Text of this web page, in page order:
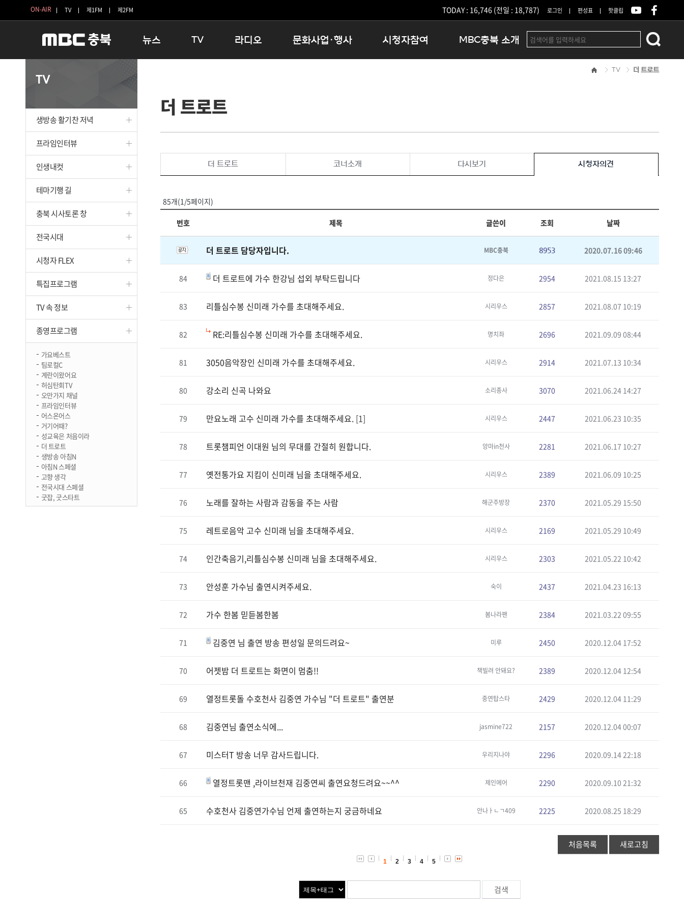
ON-AIR TV 제1FM 제2FM TODAY : 16,746 (전일 : 18,787) 로그인 편성표 핫클립
뉴스
보은
옥천
TV
인생내컷
테마기행 길
시청자 FLEX
특집프로그램
라디오
우리 고향, 부탁해!
문화사업·행사
충청북도 음식문화페스타
청원생명쌀 대청호마라톤
문화행사 아카이빙
시청자참여 MBC충북 소개
오시는길
결산공고
TV
생방송 활기찬 저녁
프라임인터뷰
인생내컷
테마기행 길
충북 시사토론 창
전국시대
시청자 FLEX
특집프로그램
TV 속 정보
종영프로그램
가요베스트
팀로컬C
계란이왔어요
허심탄회TV
오만가지 채널
프라임인터뷰
어스온어스
거기어때?
성교육은 처음이라
더 트로트
생방송 아침N
아침N 스페셜
고향 생각
전국시대 스페셜
굿잡, 굿스타트
TV 더 트로트
더 트로트
더 트로트 코너소개 다시보기 시청자의견
85개(1/5페이지)
번호 제목 글쓴이 조회 날짜
더 트로트 담당자입니다. MBC충북 8953 2020.07.16 09:46
84 더 트로트에 가수 한강님 섭외 부탁드립니다 정다은 2954 2021.08.15 13:27
83 리틀심수봉 신미래 가수를 초대해주세요. 시리우스 2857 2021.08.07 10:19
82 RE:리틀심수봉 신미래 가수를 초대해주세요. 명치좌 2696 2021.09.09 08:44
81 3050음악장인 신미래 가수를 초대해주세요. 시리우스 2914 2021.07.13 10:34
80 강소리 신곡 나와요 소리종사 3070 2021.06.24 14:27
79 만요노래 고수 신미래 가수를 초대해주세요. [1] 시리우스 2447 2021.06.23 10:35
78 트롯챔피언 이대원 님의 무대를 간절히 원합니다. 앙마in천사 2281 2021.06.17 10:27
77 옛전통가요 지킴이 신미래 님을 초대해주세요. 시리우스 2389 2021.06.09 10:25
76 노래를 잘하는 사람과 감동을 주는 사람 해군주방장 2370 2021.05.29 15:50
75 레트로음악 고수 신미래 님을 초대해주세요. 시리우스 2169 2021.05.29 10:49
74 인간축음기,리틀심수봉 신미래 님을 초대해주세요. 시리우스 2303 2021.05.22 10:42
73 안성훈 가수님 출연시켜주세요. 숙이 2437 2021.04.23 16:13
72 가수 한봄 믿듣봄한봄 봄나라팬 2384 2021.03.22 09:55
71 김중연 님 출연 방송 편성일 문의드려요~ 미루 2450 2020.12.04 17:52
70 어젯밤 더 트로트는 화면이 멈춤!! 책빌려 안돼요? 2389 2020.12.04 12:54
69 열정트롯돌 수호천사 김중연 가수님 "더 트로트" 출연분 중연탑스타 2429 2020.12.04 11:29
68 김중연님 출연소식에... jasmine722 2157 2020.12.04 00:07
67 미스터T 방송 너무 감사드립니다. 우리지나야 2296 2020.09.14 22:18
66 열정트롯맨 ,라이브천재 김중연씨 출연요청드려요~~^^ 제인에어 2290 2020.09.10 21:32
65 수호천사 김중연가수님 언제 출연하는지 궁금하네요 안나ㅏㄴㄱ409 2225 2020.08.25 18:29
처음목록 새로고침
1 2 3 4 5